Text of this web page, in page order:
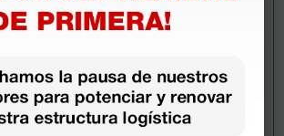
tu pregunta a los colegas que ya
producto.